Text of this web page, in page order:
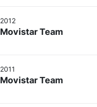
2012
Movistar Team
2011
Movistar Team